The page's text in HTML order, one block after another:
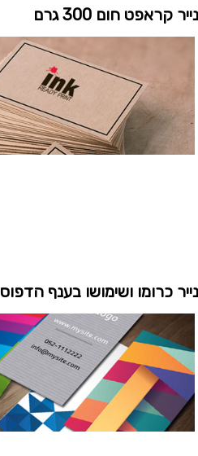
נייר קראפט חום 300 גרם
נייר כרומו ושימושו בענף הדפוס